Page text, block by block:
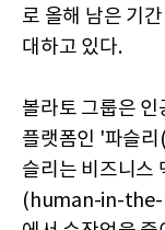
로 올해 남은 기
대하고 있다.
볼라토 그룹은
플랫폼인 '파슬
슬리는 비즈니스
(human-in-the-